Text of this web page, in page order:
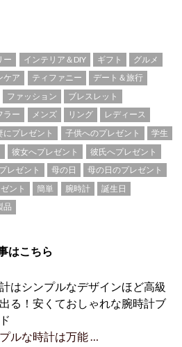
ー インテリア＆DIY ギフト
グルメ
ケア ティファニー
デート＆旅行
ファッション
ブレスレット
ラー メンズ リング
レディース
にプレゼント 子供へのプレゼント
学生
彼女へプレゼント
彼氏へプレゼント
レゼント 母の日
母の日のプレゼント
ント 簡単 腕時計
誕生日
品
はこちら
はシンプルなデザインほど高級
る！安くておしゃれな腕時計ブ
ルな時計は万能 …